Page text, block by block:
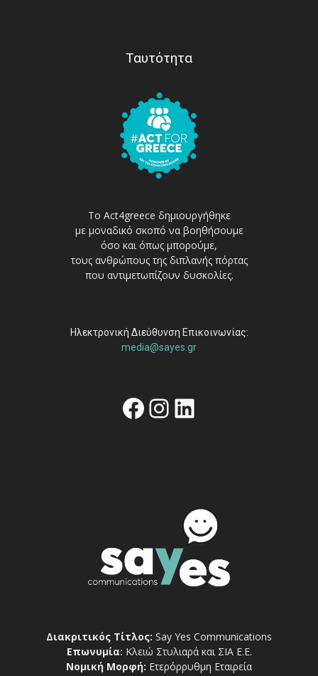
Ταυτότητα
Το Act4greece δημιουργήθηκε
με μοναδικό σκοπό να βοηθήσουμε
όσο και όπως μπορούμε,
τους ανθρώπους της διπλανής πόρτας
που αντιμετωπίζουν δυσκολίες.
Ηλεκτρονική Διεύθυνση Επικοινωνίας:
media@sayes.gr
Facebook
Instagram
Linkedin
Διακριτικός Τίτλος: Say Yes Communications
Επωνυμία: Κλειώ Στυλιαρά και ΣΙΑ Ε.Ε.
Νομική Μορφή: Ετερόρρυθμη Εταιρεία